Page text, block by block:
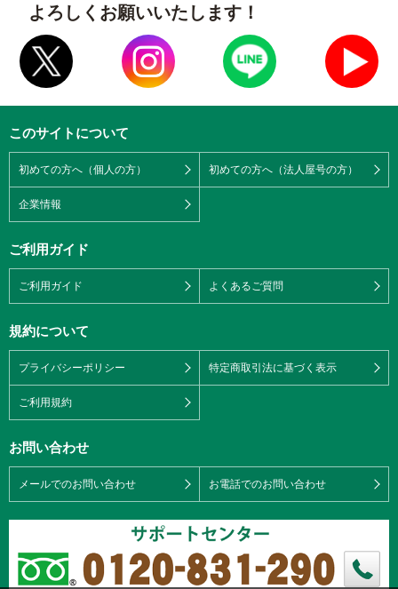
よろしくお願いいたします！
このサイトについて
初めての方へ（個人の方） 初めての方へ（法人屋号の方）
企業情報
ご利用ガイド
ご利用ガイド よくあるご質問
規約について
プライバシーポリシー 特定商取引法に基づく表示
ご利用規約
お問い合わせ
メールでのお問い合わせ お電話でのお問い合わせ